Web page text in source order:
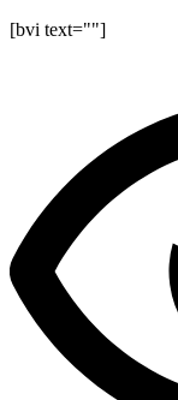
[bvi text=""]